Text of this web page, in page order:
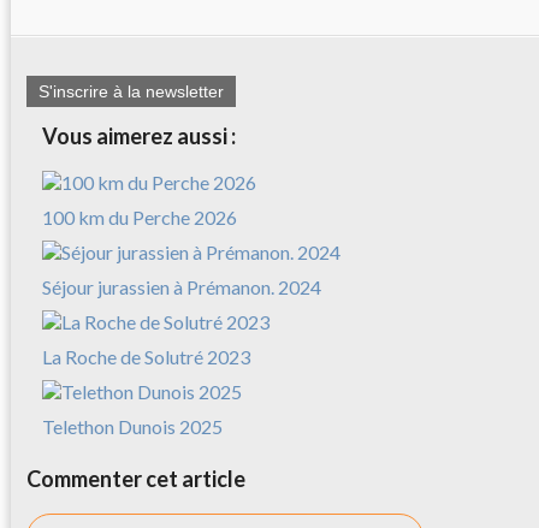
S'inscrire à la newsletter
Vous aimerez aussi :
100 km du Perche 2026
Séjour jurassien à Prémanon. 2024
La Roche de Solutré 2023
Telethon Dunois 2025
Commenter cet article